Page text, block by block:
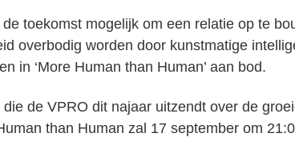
toekomst mogelijk om een relatie op te
overbodig worden door kunstmatige
in ‘More Human than Human’ aan bod.
die de VPRO dit najaar uitzendt over de
than Human zal 17 september om